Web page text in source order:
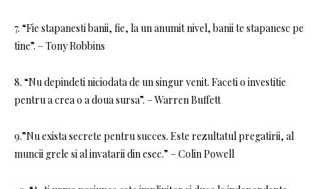
7. “Fie stapanesti banii, fie, la un anumit nivel, banii te stapanesc pe
tine”. – Tony Robbins
8. “Nu depindeti niciodata de un singur venit. Faceti o investitie
pentru a crea o a doua sursa”. – Warren Buffett
9.”Nu exista secrete pentru succes. Este rezultatul pregatirii, al
muncii grele si al invatarii din esec.” – Colin Powell